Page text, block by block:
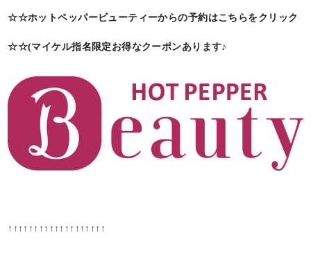
☆☆ホットペッパービューティーからの予約はこちらをクリック
☆☆(マイケル指名限定お得なクーポンあります♪
↑↑↑↑↑↑↑↑↑↑↑↑↑↑↑↑↑↑↑